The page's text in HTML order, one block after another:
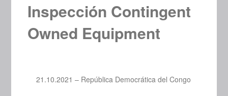
Inspección Contingent
Owned Equipment
21.10.2021 – República Democrática del Congo